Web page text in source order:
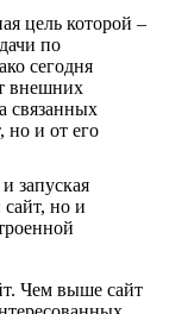
цель которой –
по
сегодня
внешних
связанных
но и от его
запуская
но и
Чем выше сайт